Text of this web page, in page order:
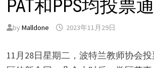
PAT和PPS均投票
by Malldone 2023年11月29日
11月28日星期二，波特兰教师协会